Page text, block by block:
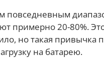
повседневным
примерно 20-80%.
но такая привычка
на батарею.